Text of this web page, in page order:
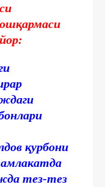
қурбони
тез-тез